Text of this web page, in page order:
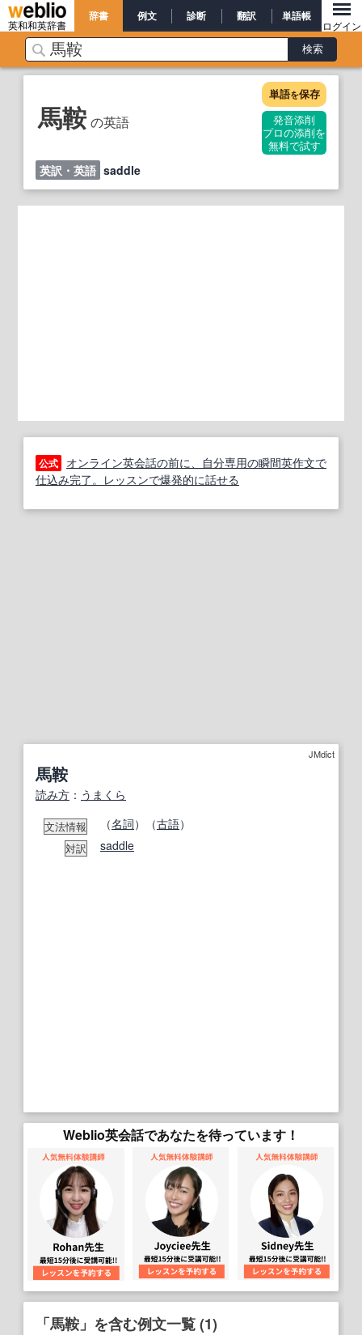
英和和英辞書
辞書 例文 診断 翻訳 単語帳
ログイン
馬鞍 の英語
単語を保存
発音添削
プロの添削を
無料で試す
英訳・英語 saddle
公式
オンライン英会話の前に、自分専用の瞬間英作文で
仕込み完了。レッスンで爆発的に話せる
JMdict
馬鞍
読み方 ： うまくら
文法情報 （名詞）（古語）
対訳 saddle
Weblio英会話であなたを待っています！
「馬鞍」を含む例文一覧 (1)